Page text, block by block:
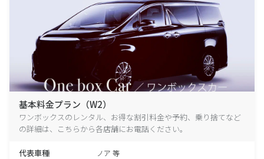
基本料金プラン（W2）
ワンボックスのレンタル、お得な割引料金や予約、乗り捨てなど
の詳細は、こちらから各店舗にお電話ください。
代表車種 ノア 等